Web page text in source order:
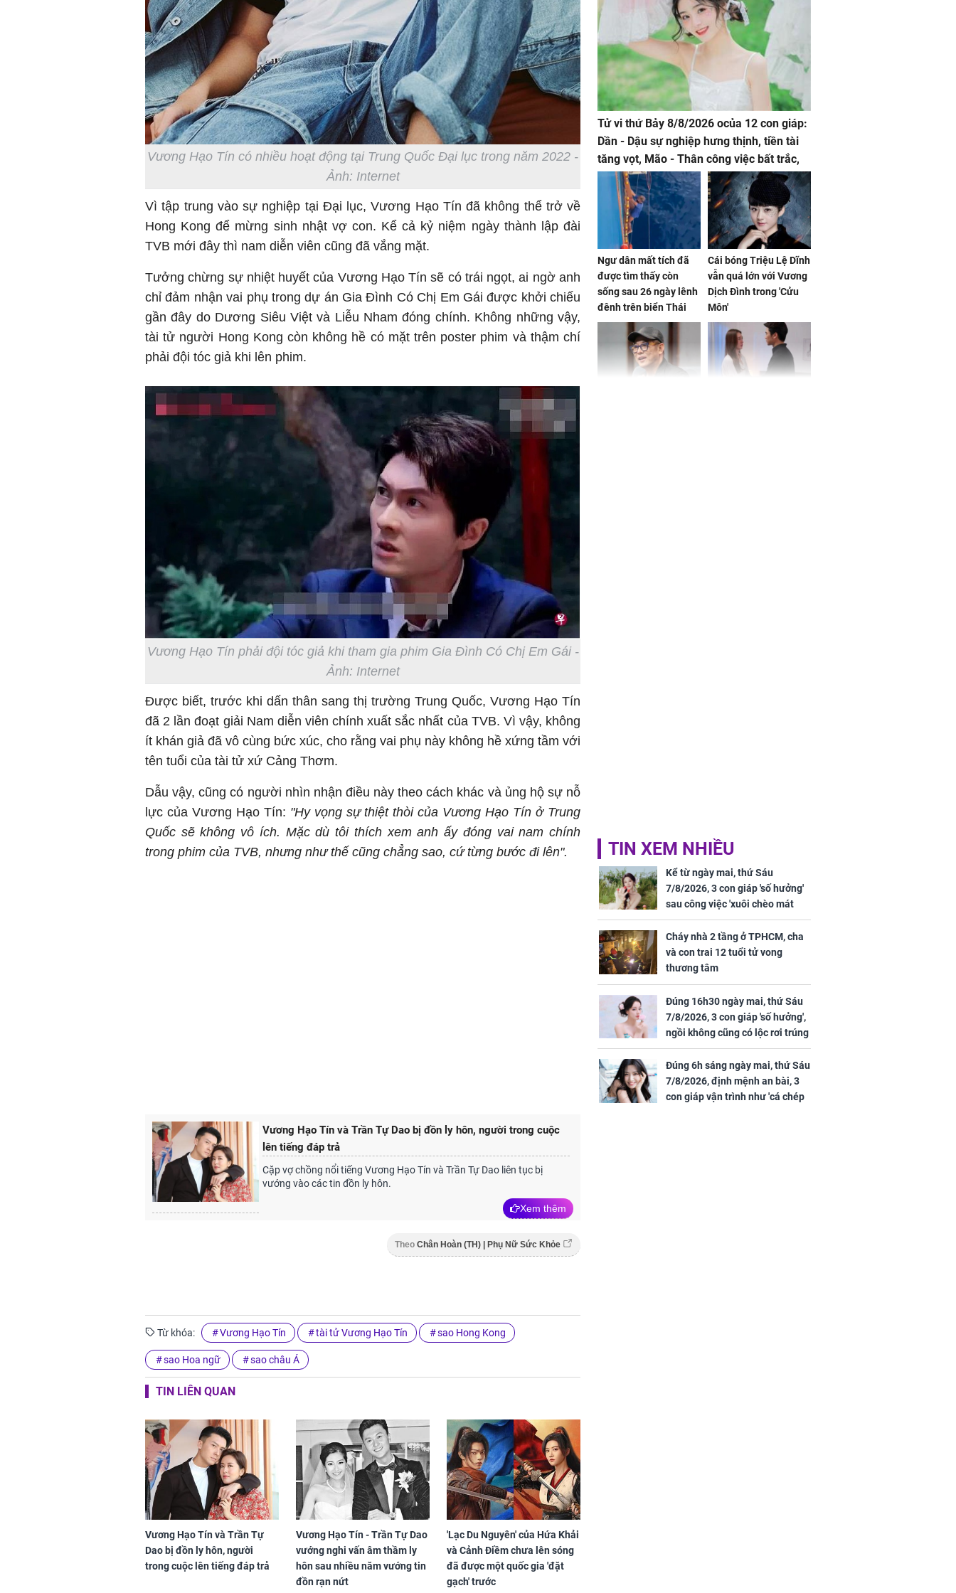
Vương Hạo Tín có nhiều hoạt động tại Trung Quốc Đại lục trong năm 2022 -
Ảnh: Internet
Vì tập trung vào sự nghiệp tại Đại lục, Vương Hạo Tín đã không thể trở về
Hong Kong để mừng sinh nhật vợ con. Kể cả kỷ niệm ngày thành lập đài
TVB mới đây thì nam diễn viên cũng đã vắng mặt.
Tưởng chừng sự nhiệt huyết của Vương Hạo Tín sẽ có trái ngọt, ai ngờ anh
chỉ đảm nhận vai phụ trong dự án Gia Đình Có Chị Em Gái được khởi chiếu
gần đây do Dương Siêu Việt và Liễu Nham đóng chính. Không những vậy,
tài tử người Hong Kong còn không hề có mặt trên poster phim và thậm chí
phải đội tóc giả khi lên phim.
Vương Hạo Tín phải đội tóc giả khi tham gia phim Gia Đình Có Chị Em Gái -
Ảnh: Internet
Được biết, trước khi dấn thân sang thị trường Trung Quốc, Vương Hạo Tín
đã 2 lần đoạt giải Nam diễn viên chính xuất sắc nhất của TVB. Vì vậy, không
ít khán giả đã vô cùng bức xúc, cho rằng vai phụ này không hề xứng tầm với
tên tuổi của tài tử xứ Cảng Thơm.
Dẫu vậy, cũng có người nhìn nhận điều này theo cách khác và ủng hộ sự nỗ
lực của Vương Hạo Tín: "Hy vọng sự thiệt thòi của Vương Hạo Tín ở Trung
Quốc sẽ không vô ích. Mặc dù tôi thích xem anh ấy đóng vai nam chính
trong phim của TVB, nhưng như thế cũng chẳng sao, cứ từng bước đi lên".
Vương Hạo Tín và Trần Tự Dao bị đồn ly hôn, người trong cuộc
lên tiếng đáp trả
Cặp vợ chồng nổi tiếng Vương Hạo Tín và Trần Tự Dao liên tục bị
vướng vào các tin đồn ly hôn.
Xem thêm
Theo Chân Hoàn (TH) | Phụ Nữ Sức Khỏe
Từ khóa: Vương Hạo Tín tài tử Vương Hạo Tín sao Hong Kong
sao Hoa ngữ sao châu Á
TIN LIÊN QUAN
Vương Hạo Tín và Trần Tự
Dao bị đồn ly hôn, người
trong cuộc lên tiếng đáp trả
Vương Hạo Tín - Trần Tự Dao
vướng nghi vấn âm thầm ly
hôn sau nhiều năm vướng tin
đồn rạn nứt
'Lạc Du Nguyên' của Hứa Khải
và Cảnh Điềm chưa lên sóng
đã được một quốc gia 'đặt
gạch' trước
Tử vi thứ Bảy 8/8/2026 ocủa 12 con giáp:
Dần - Dậu sự nghiệp hưng thịnh, tiền tài
tăng vọt, Mão - Thân công việc bất trắc,
tiền mất tật mang
Ngư dân mất tích đã
được tìm thấy còn
sống sau 26 ngày lênh
đênh trên biển Thái
Bình Dương
Cái bóng Triệu Lệ Dĩnh
vẫn quá lớn với Vương
Dịch Đình trong 'Cửu
Môn'
TIN XEM NHIỀU
Kể từ ngày mai, thứ Sáu
7/8/2026, 3 con giáp 'số hưởng'
sau công việc 'xuôi chèo mát
mái', tiền tài 'thu về như nước',
tình duyên viên mãn
Cháy nhà 2 tầng ở TPHCM, cha
và con trai 12 tuổi tử vong
thương tâm
Đúng 16h30 ngày mai, thứ Sáu
7/8/2026, 3 con giáp 'số hưởng',
ngồi không cũng có lộc rơi trúng
đầu, vừa tránh được họa vừa có
tiền vàng
Đúng 6h sáng ngày mai, thứ Sáu
7/8/2026, định mệnh an bài, 3
con giáp vận trình như 'cá chép